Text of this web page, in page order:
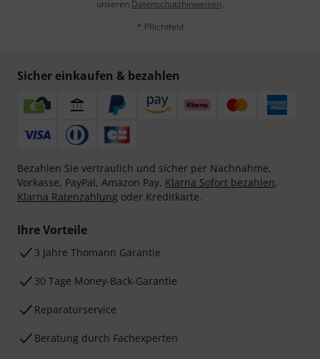
unseren Datenschutzhinweisen.
* Pflichtfeld
Sicher einkaufen & bezahlen
Bezahlen Sie vertraulich und sicher per Nachnahme,
Vorkasse, PayPal, Amazon Pay, Klarna Sofort bezahlen,
Klarna Ratenzahlung oder Kreditkarte.
Ihre Vorteile
3 Jahre Thomann Garantie
30 Tage Money-Back-Garantie
Reparaturservice
Beratung durch Fachexperten